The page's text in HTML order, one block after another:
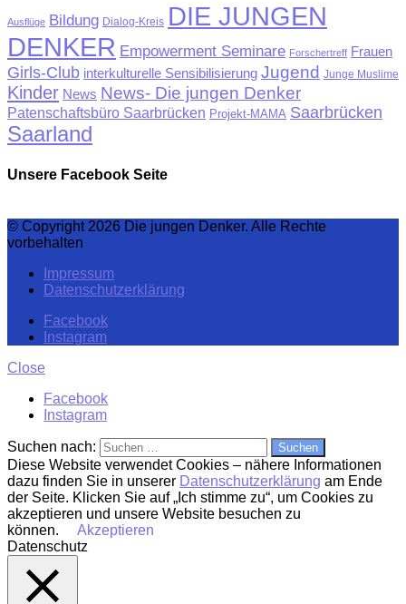
Ausflüge Bildung Dialog-Kreis DIE JUNGEN
DENKER Empowerment Seminare Forschertreff Frauen
Girls-Club interkulturelle Sensibilisierung Jugend Junge Muslime
Kinder News News- Die jungen Denker
Patenschaftsbüro Saarbrücken Projekt-MAMA Saarbrücken
Saarland
Unsere Facebook Seite
© Copyright 2026 Die jungen Denker. Alle Rechte
vorbehalten
Impressum
Datenschutzerklärung
Facebook
Instagram
Close
Facebook
Instagram
Suchen nach:
Diese Website verwendet Cookies – nähere Informationen
dazu finden Sie in unserer Datenschutzerklärung am Ende
der Seite. Klicken Sie auf „Ich stimme zu“, um Cookies zu
akzeptieren und unsere Website besuchen zu
können.
Akzeptieren
Datenschutz